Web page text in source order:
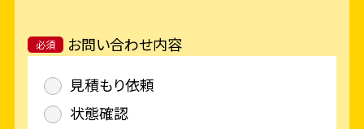
必須
お問い合わせ内容
見積もり依頼
状態確認